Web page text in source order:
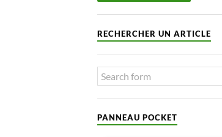
RECHERCHER UN ARTICLE
PANNEAU POCKET